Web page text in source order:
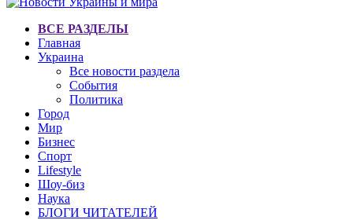
ВСЕ РАЗДЕЛЫ
Главная
Украина
Все новости раздела
События
Политика
Город
Мир
Бизнес
Спорт
Lifestyle
Шоу-биз
Наука
БЛОГИ ЧИТАТЕЛЕЙ